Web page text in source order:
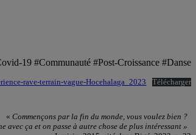
19 #Communauté #Post-Croissance #Danse
rave-terrain-vague-Hocehalaga_2023 Télécharger
« Commençons par la fin du monde, vous voulez bien ?
avec ça et on passe à autre chose de plus intéressant »